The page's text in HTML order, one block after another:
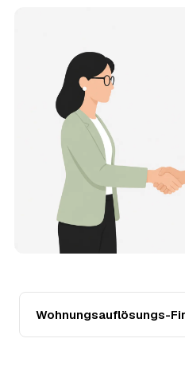
den genauen Festpreis
kurzer Beschreibung.
Werden
teurer?
Seit 2020 verlief die
steigend (+17 %), mit dem
2022. Eine Prognose lässt
aber wer frühzeitig anfragt,
Preisniveau als Festpreis —
Marktentwicklung.
Warum liegt die
2.430 € in Kühlungsborn?
Die Spanne ergibt sich vor
liegt eher am unteren Ende,
am oberen. Anrechenbare
Endpreis zusätzlich. Den
Wohnungsauflösungs-